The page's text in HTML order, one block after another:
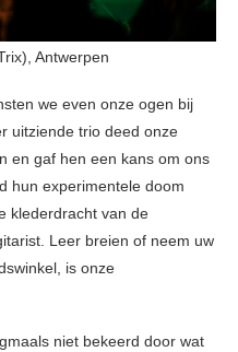
Antwerpen
we even onze ogen bij
uitziende trio deed onze
en gaf hen een kans om ons
hun experimentele doom
klederdracht van de
Leer breien of neem uw
is onze
niet bekeerd door wat